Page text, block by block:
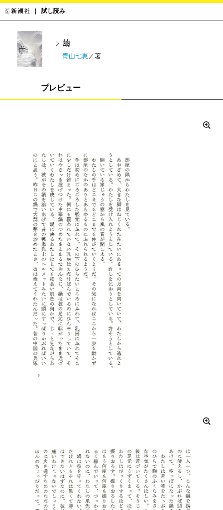
試し読み
繭
青山七恵 ／著
プレビュー